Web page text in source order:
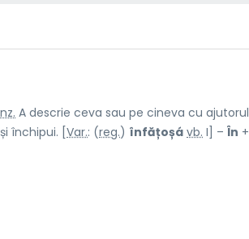
A descrie ceva sau pe cineva cu ajutorul
închipui. [ Var.: (reg.) înfățoșá vb. I] – În +